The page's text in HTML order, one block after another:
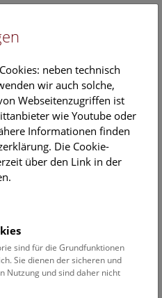
EN
des heutigen
besuchen Sie gern direkt
neben technisch
wir auch solche,
Webseitenzugriffen ist
wie Youtube oder
Informationen finden
Die Cookie-
über den Link in der
sind für die Grundfunktionen
Sie dienen der sicheren und
Nutzung und sind daher nicht